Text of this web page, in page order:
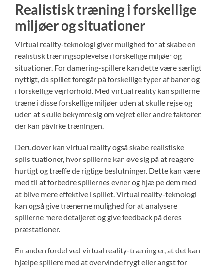
Realistisk træning i forskellige
miljøer og situationer
Virtual reality-teknologi giver mulighed for at skabe en
realistisk træningsoplevelse i forskellige miljøer og
situationer. For damering-spillere kan dette være særligt
nyttigt, da spillet foregår på forskellige typer af baner og
i forskellige vejrforhold. Med virtual reality kan spillerne
træne i disse forskellige miljøer uden at skulle rejse og
uden at skulle bekymre sig om vejret eller andre faktorer,
der kan påvirke træningen.
Derudover kan virtual reality også skabe realistiske
spilsituationer, hvor spillerne kan øve sig på at reagere
hurtigt og træffe de rigtige beslutninger. Dette kan være
med til at forbedre spillernes evner og hjælpe dem med
at blive mere effektive i spillet. Virtual reality-teknologi
kan også give trænerne mulighed for at analysere
spillerne mere detaljeret og give feedback på deres
præstationer.
En anden fordel ved virtual reality-træning er, at det kan
hjælpe spillere med at overvinde frygt eller angst for